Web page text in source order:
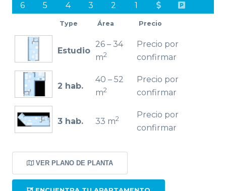
6
5 4 3 2 1
Type Área Precio
Estudio
26 – 34
m2
Precio por
confirmar
2 hab.
40 – 52
m2
Precio por
confirmar
3 hab. 33 m2
Precio por
confirmar
VER PLANO DE PLANTA